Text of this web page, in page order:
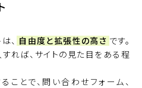
、 自由度と拡張性の高さ です。
れば、サイトの見た目をある程
ことで、問い合わせフォーム、